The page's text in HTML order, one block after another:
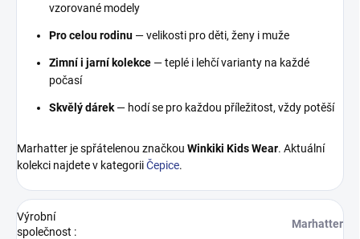
vzorované modely
Pro celou rodinu — velikosti pro děti, ženy i muže
Zimní i jarní kolekce — teplé i lehčí varianty na každé
počasí
Skvělý dárek — hodí se pro každou příležitost, vždy potěší
Marhatter je spřátelenou značkou Winkiki Kids Wear. Aktuální
kolekci najdete v kategoriiČepice.
Výrobní
společnost :
Marhatter